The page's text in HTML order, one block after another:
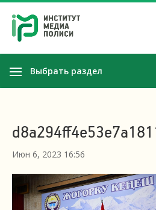
Выбрать раздел
Июн 6, 2023 16:56